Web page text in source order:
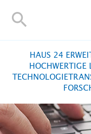
STUDIEREN UND
IM STUDIUM
FORSCHUNG UND
HOCHSCHULE
INTERNATIONAL
HAUS 24
HOCHWERTIGE